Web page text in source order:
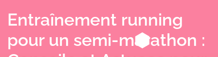
Entraînement running
pour un semi-marathon :